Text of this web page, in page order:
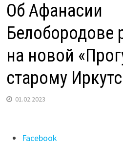
Об Афанасии
Белобородове
на новой
старому
01.02.2023
Поделиться
Facebook